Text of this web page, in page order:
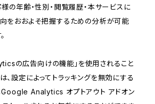
様の年齢・性別・閲覧履歴・本サービスに
をおおよそ把握するための分析が可能
の広告向けの機能」を使用されること
、設定によってトラッキングを無効にする
Google Analytics オプトアウト アドオン